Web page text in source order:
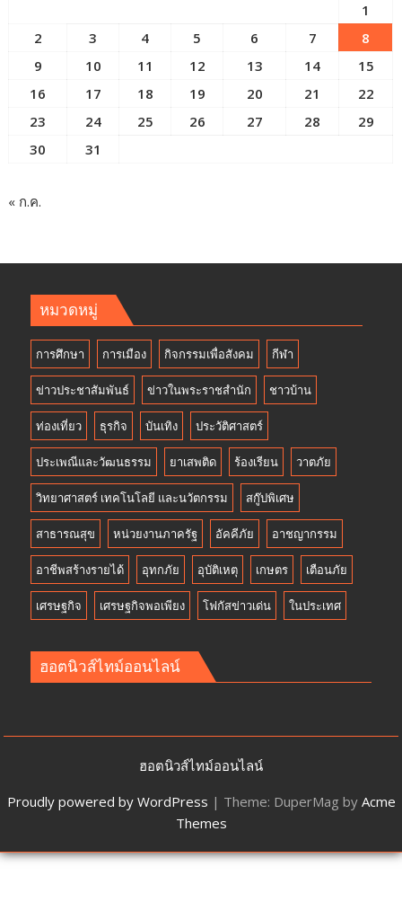
1
2
3 4 5 6 7
8
9
10 11 12 13 14
15
16
17 18 19 20 21
22
23
24 25 26 27 28
29
30
31
« ก.ค.
หมวดหมู่
การศึกษา การเมือง กิจกรรมเพื่อสังคม กีฬา
ข่าวประชาสัมพันธ์ ข่าวในพระราชสำนัก ชาวบ้าน
ท่องเที่ยว ธุรกิจ บันเทิง ประวัติศาสตร์
ประเพณีและวัฒนธรรม ยาเสพติด ร้องเรียน วาตภัย
วิทยาศาสตร์ เทคโนโลยี และนวัตกรรม สกู๊ปพิเศษ
สาธารณสุข หน่วยงานภาครัฐ อัคคีภัย อาชญากรรม
อาชีพสร้างรายได้ อุทกภัย อุบัติเหตุ เกษตร เตือนภัย
เศรษฐกิจ เศรษฐกิจพอเพียง โฟกัสข่าวเด่น ในประเทศ
ฮอตนิวส์ไทม์ออนไลน์
ฮอตนิวส์ไทม์ออนไลน์
Proudly powered by WordPress | Theme: DuperMag by Acme
Themes